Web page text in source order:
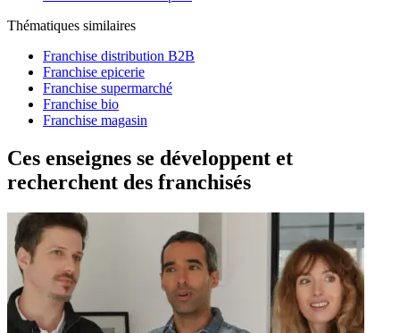
Thématiques similaires
Franchise distribution B2B
Franchise epicerie
Franchise supermarché
Franchise bio
Franchise magasin
Ces enseignes se développent et
recherchent des franchisés